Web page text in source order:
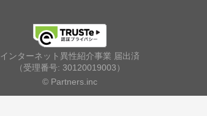
インターネット異性紹介事業 届出済
（受理番号: 30120019003）
© Partners.inc